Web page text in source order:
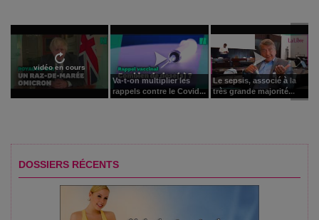
vidéo en cours
Va-t-on multiplier les
rappels contre le Covid...
Le sepsis, associé à la
très grande majorité...
DOSSIERS RÉCENTS